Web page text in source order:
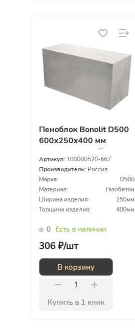
Пеноблок Bonolit D500
600х250х400 мм
газосиликатный
Артикул: 100000520-667
Производитель: Россия
Марка:
D500
Материал:
Газобетон
Ширина изделия:
250мм
Толщина изделия:
400мм
0 Есть в наличии
306 ₽/шт
В корзину
Купить в 1 клик